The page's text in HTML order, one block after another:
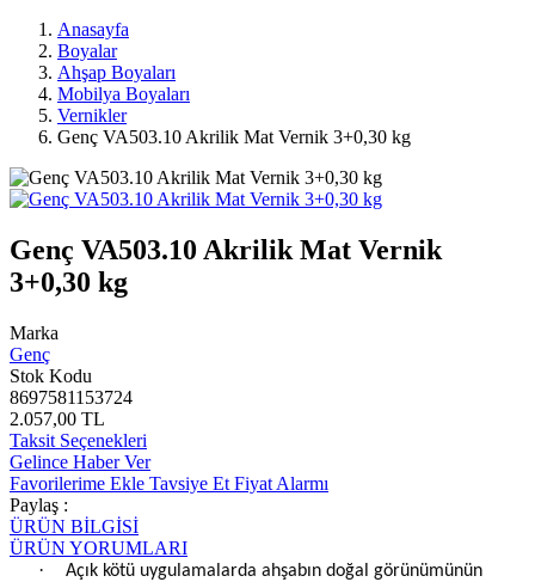
Anasayfa
Boyalar
Ahşap Boyaları
Mobilya Boyaları
Vernikler
Genç VA503.10 Akrilik Mat Vernik 3+0,30 kg
Genç VA503.10 Akrilik Mat Vernik
3+0,30 kg
Marka
Genç
Stok Kodu
8697581153724
2.057,00 TL
Taksit Seçenekleri
Gelince Haber Ver
Favorilerime Ekle Tavsiye Et Fiyat Alarmı
Paylaş :
ÜRÜN BİLGİSİ
ÜRÜN YORUMLARI
·
Açık kötü uygulamalarda ahşabın doğal görünümünün